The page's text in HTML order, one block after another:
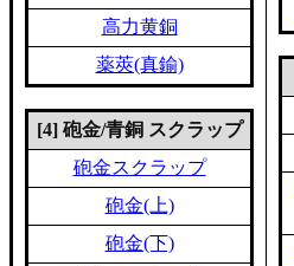
高力黄銅
薬莢(真鍮)
[4] 砲金/青銅 スクラップ
砲金スクラップ
砲金(上)
砲金(下)